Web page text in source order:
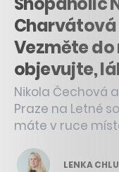
Charvátová
Vezměte
objevujte,
Nikola Čechová
Praze na Letné
máte v ruce
LENKA